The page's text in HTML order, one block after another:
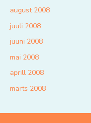
august 2008
juuli 2008
juuni 2008
mai 2008
aprill 2008
märts 2008